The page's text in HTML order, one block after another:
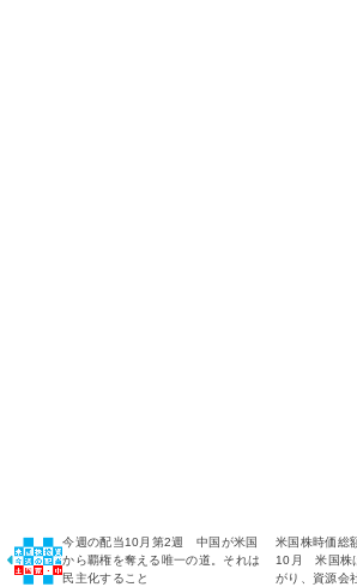
今週の配当10月第2週 中国が米国
から覇権を奪える唯一の道。それは
民主化すること
米国株時価総
10月 米国株
がり、資源会